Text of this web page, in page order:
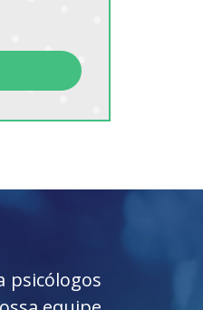
psicólogos